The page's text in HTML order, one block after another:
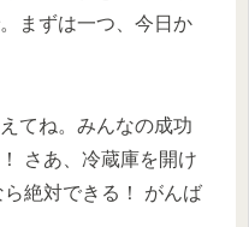
まずは一つ、今日か
てね。みんなの成功
さあ、冷蔵庫を開け
絶対できる！ がんば